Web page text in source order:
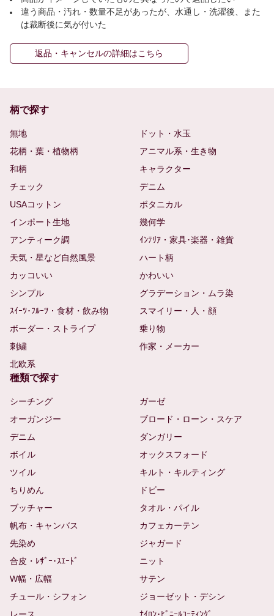
違う商品・汚れ・数量不足があったが、水通し・洗濯後、また
は裁断後に気が付いた
返品・キャンセルの詳細はこちら
柄で探す
無地
ドット・水玉
花柄・葉・植物柄
アニマル系・生き物
和柄
キャラクター
チェック
デニム
USAコットン
ボタニカル
インポート生地
幾何学
アンティーク調
ｲﾝﾃﾘｱ・家具･楽器・雑貨
天気・星など自然風景
ハート柄
カッコいい
かわいい
シンプル
グラデーション・ムラ染
ｽｲｰﾂ･ﾌﾙｰﾂ・食材・飲み物
スマイリー・人・顔
ボーダー・ストライプ
乗り物
刺繍
作家・メーカー
北欧系
種類で探す
シーチング
ガーゼ
オーガンジー
ブロード・ローン・スケア
デニム
ダンガリー
ボイル
オックスフォード
ツイル
キルト・キルティング
ちりめん
ドビー
ブッチャー
タオル・パイル
帆布・キャンバス
カフェカーテン
先染め
ジャガード
合皮・ﾚｻﾞｰ･ｽｴｰﾄﾞ
ニット
W幅・広幅
サテン
チュール・シフォン
ジョーゼット・デシン
レース
ﾅｲﾛﾝ･ﾋﾞﾆｰﾙｺｰﾃｨﾝｸﾞ